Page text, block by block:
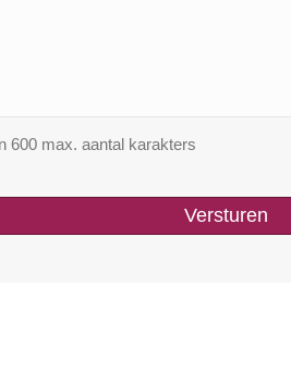
600 max. aantal karakters